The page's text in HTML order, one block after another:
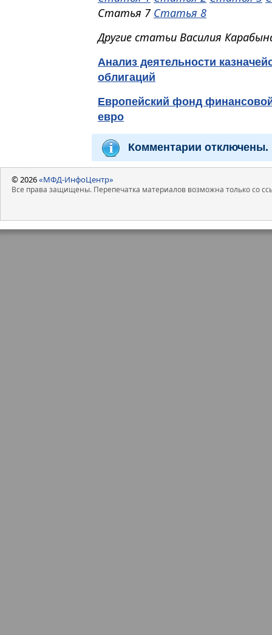
Статья 7 Статья 8
Другие статьи Василия
Анализ деятельности
облигаций
Европейский фонд
евро
Комментарии отключены.
© 2026«МФД-ИнфоЦентр»
Все права защищены. Перепечатка материалов возможна только со